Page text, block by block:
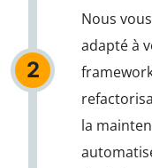
2
Nous
adapté à
la